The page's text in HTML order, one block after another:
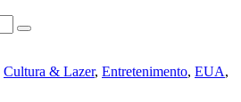
Cultura & Lazer, Entretenimento, EUA,